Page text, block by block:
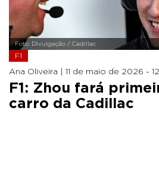
Foto: Divulgação / Cadillac
F1
Ana Oliveira | 11 de maio de 2026 -
F1: Zhou fará
carro da Cadillac